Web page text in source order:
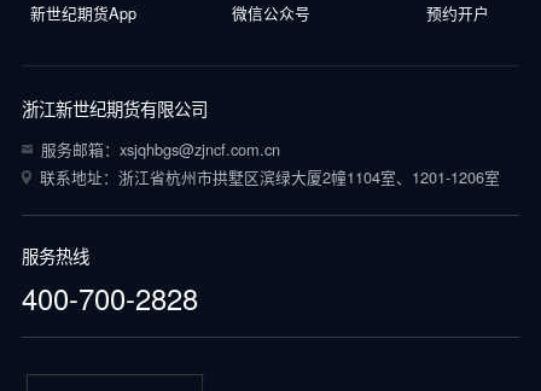
新世纪期货App 微信公众号 预约开户
浙江新世纪期货有限公司
服务邮箱：xsjqhbgs@zjncf.com.cn
联系地址：浙江省杭州市拱墅区滨绿大厦2幢1104室、1201-1206室
服务热线
400-700-2828